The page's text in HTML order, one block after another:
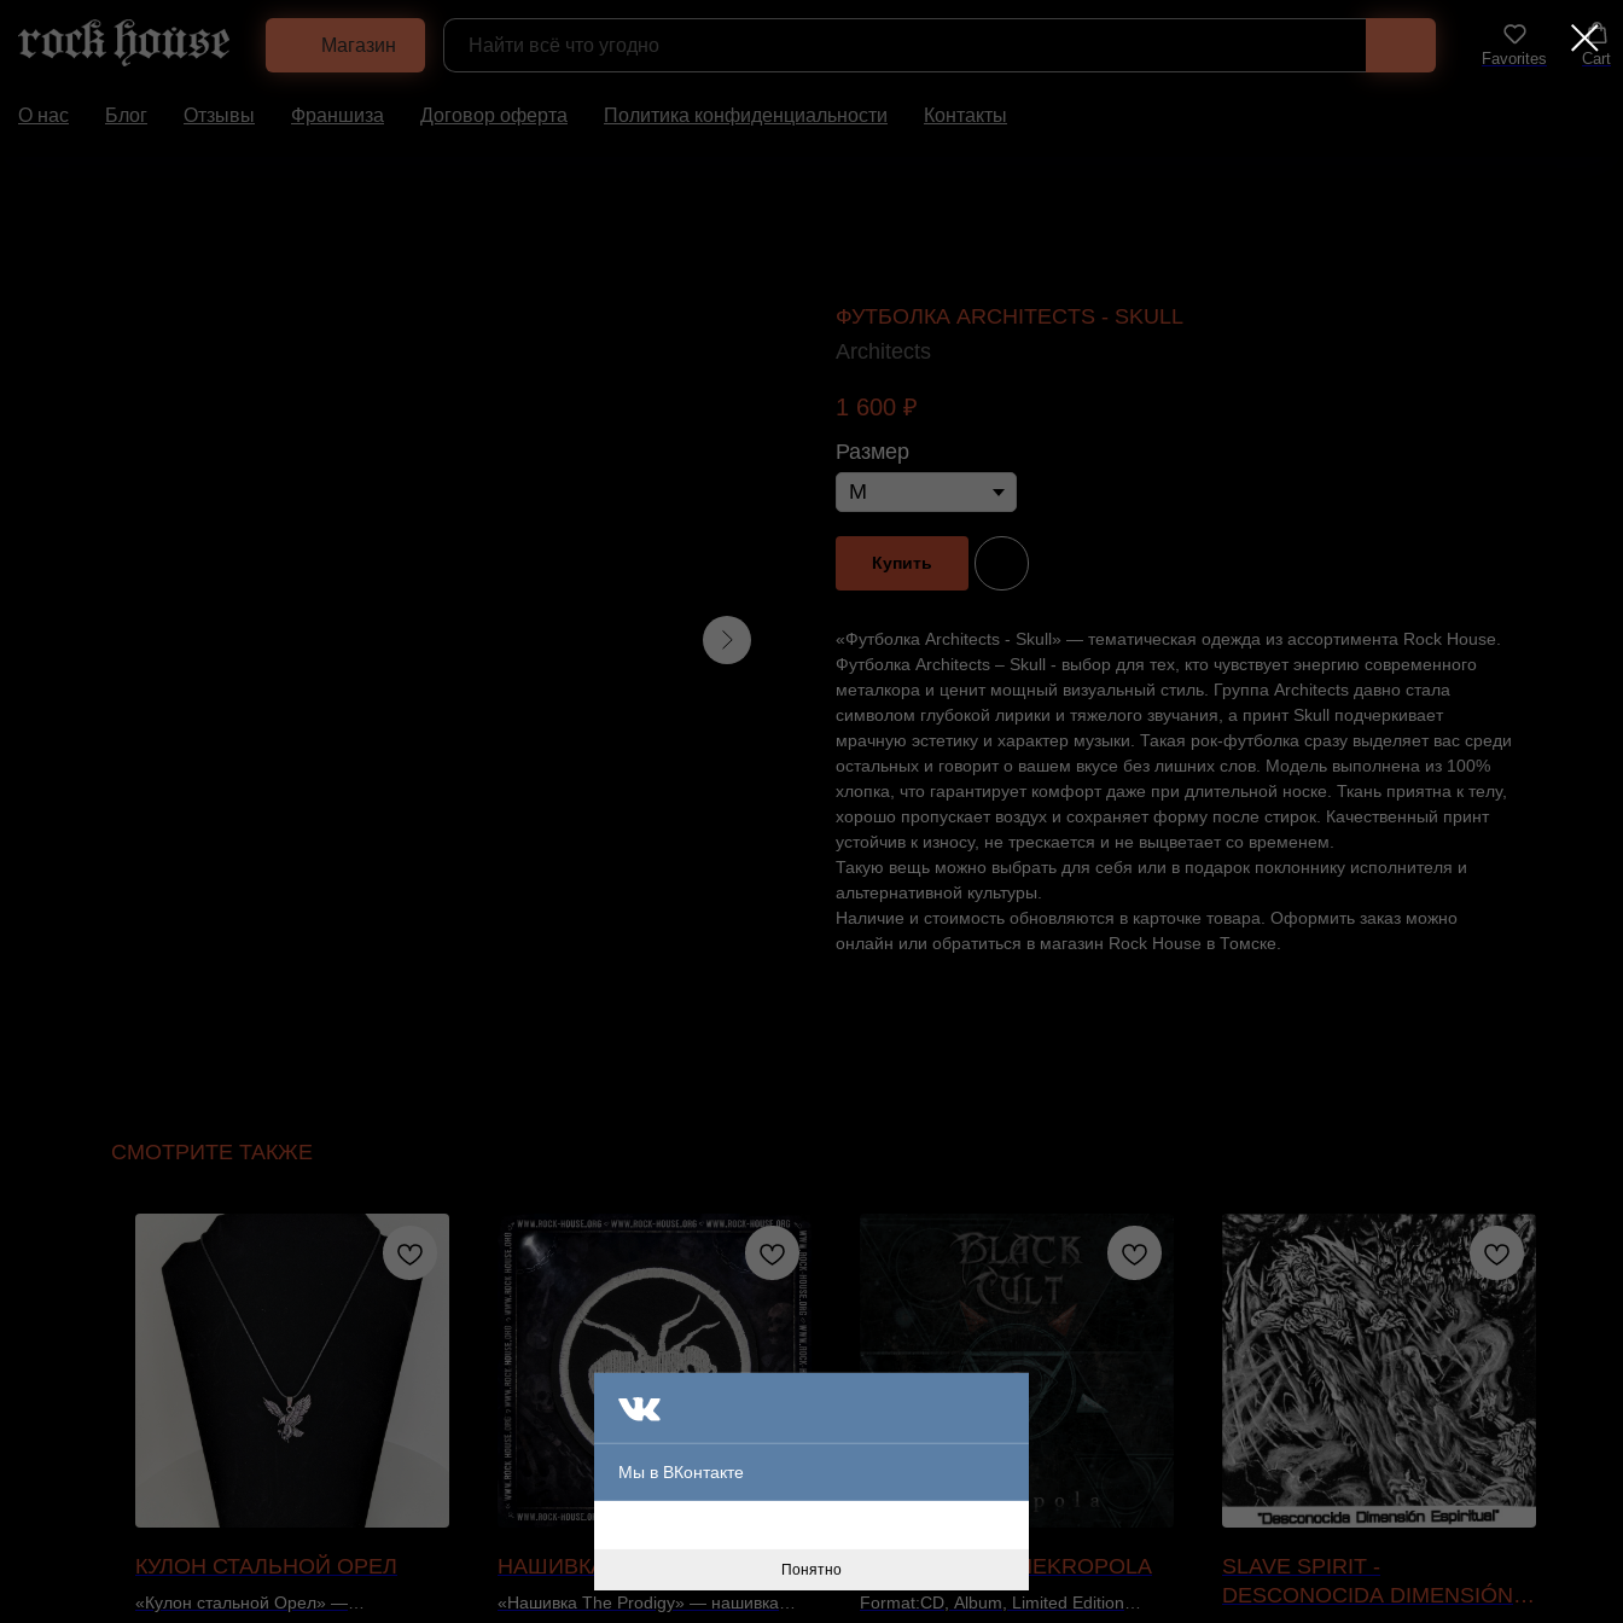
Магазин
Favorites Cart
О нас Блог Отзывы Франшиза Договор оферта Политика конфиденциальности Контакты
ФУТБОЛКА ARCHITECTS - SKULL
Architects
1 600 ₽
Размер
Купить
«Футболка Architects - Skull» — тематическая одежда из ассортимента Rock House.
Футболка Architects – Skull - выбор для тех, кто чувствует энергию современного
металкора и ценит мощный визуальный стиль. Группа Architects давно стала
символом глубокой лирики и тяжелого звучания, а принт Skull подчеркивает
мрачную эстетику и характер музыки. Такая рок-футболка сразу выделяет вас среди
остальных и говорит о вашем вкусе без лишних слов. Модель выполнена из 100%
хлопка, что гарантирует комфорт даже при длительной носке. Ткань приятна к телу,
хорошо пропускает воздух и сохраняет форму после стирок. Качественный принт
устойчив к износу, не трескается и не выцветает со временем.
Такую вещь можно выбрать для себя или в подарок поклоннику исполнителя и
альтернативной культуры.
Наличие и стоимость обновляются в карточке товара. Оформить заказ можно
онлайн или обратиться в магазин Rock House в Томске.
СМОТРИТЕ ТАКЖЕ
КУЛОН СТАЛЬНОЙ ОРЕЛ
«Кулон стальной Орел» —
НАШИВКА THE PRODIGY
«Нашивка The Prodigy» — нашивка
BLACK CULT ‎– NEKROPOLA
Format:CD, Album, Limited Edition
SLAVE SPIRIT -
DESCONOCIDA DIMENSIÓN
Мы в ВКонтакте
Понятно